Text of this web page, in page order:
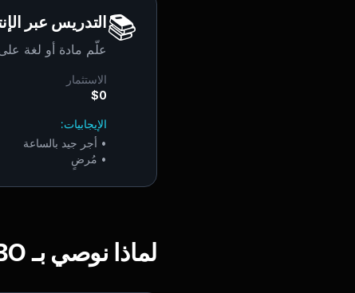
📚 التدريس عبر
علّم مادة أو لغة
الاستثمار
$0
الإيجابيات:
• أجر جيد بالساعة
• مُرضٍ
لماذا نوصي بـ ELBO